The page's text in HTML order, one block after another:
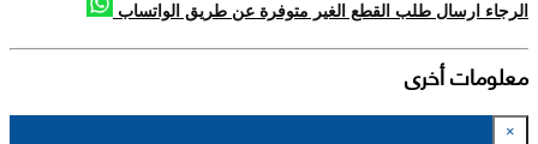
الرجاء ارسال طلب القطع الغير متوفرة عن طريق الواتساب
معلومات أخرى
×